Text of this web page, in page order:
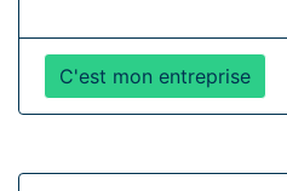
C'est mon entreprise